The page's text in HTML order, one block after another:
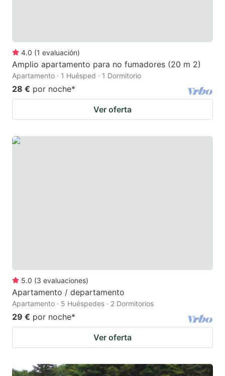
4.0 (1 evaluación)
Amplio apartamento para no fumadores (20 m 2)
Apartamento · 1 Huésped · 1 Dormitorio
28 € por noche*
Ver oferta
5.0 (3 evaluaciones)
Apartamento / departamento
Apartamento · 5 Huéspedes · 2 Dormitorios
29 € por noche*
Ver oferta